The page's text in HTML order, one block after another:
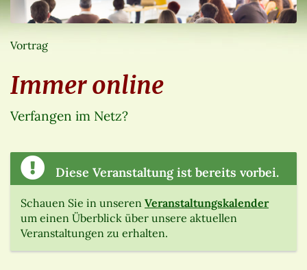
Vortrag
Immer online
Verfangen im Netz?
Diese Veranstaltung ist bereits vorbei.
Schauen Sie in unseren Veranstaltungskalender
um einen Überblick über unsere aktuellen
Veranstaltungen zu erhalten.